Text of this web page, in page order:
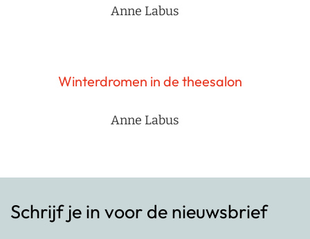
Anne Labus
Winterdromen in de theesalon
Anne Labus
Schrijf je in voor de nieuwsbrief